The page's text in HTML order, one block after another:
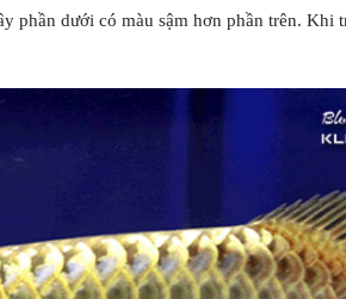
phần dưới có màu sậm hơn phần trên. Khi